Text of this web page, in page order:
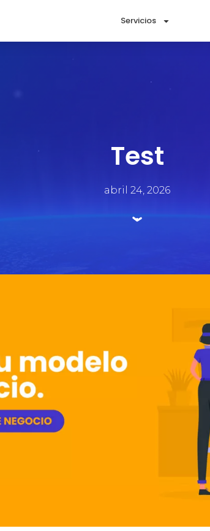
Servicios
Test
abril 24, 2026